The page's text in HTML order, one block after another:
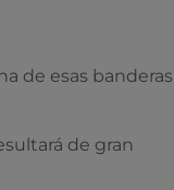
de esas banderas
de gran